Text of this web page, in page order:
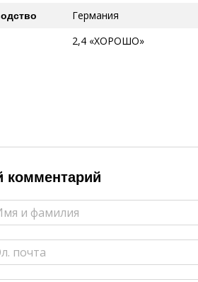
Германия
2,4 «ХОРОШО»
комментарий